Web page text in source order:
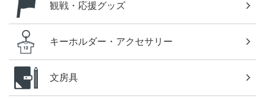
観戦・応援グッズ
キーホルダー・アクセサリー
文房具